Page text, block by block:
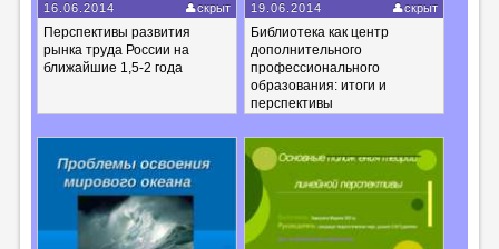
16.06.2014 скрыт
Перспективы развития
рынка труда России на
ближайшие 1,5-2 года
19.06.2014 скрыт
Библиотека как центр
дополнительного
профессионального
образования: итоги и
перспективы